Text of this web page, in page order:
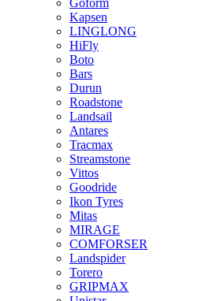
Goform
Kapsen
LINGLONG
HiFly
Boto
Bars
Durun
Roadstone
Landsail
Antares
Tracmax
Streamstone
Vittos
Goodride
Ikon Tyres
Mitas
MIRAGE
COMFORSER
Landspider
Torero
GRIPMAX